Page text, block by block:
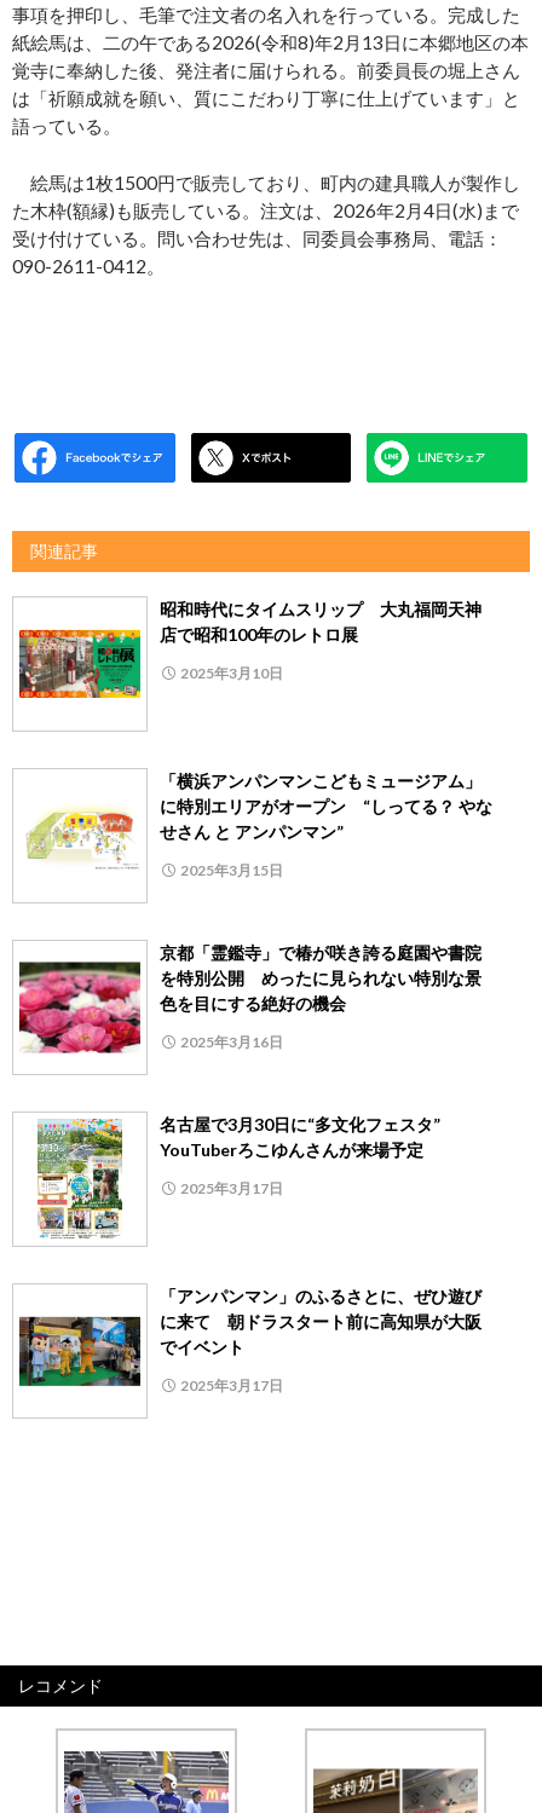
事項を押印し、毛筆で注文者の名入れを行っている。完成した
紙絵馬は、二の午である2026(令和8)年2月13日に本郷地区の本
覚寺に奉納した後、発注者に届けられる。前委員長の堀上さん
は「祈願成就を願い、質にこだわり丁寧に仕上げています」と
語っている。
絵馬は1枚1500円で販売しており、町内の建具職人が製作し
た木枠(額縁)も販売している。注文は、2026年2月4日(水)まで
受け付けている。問い合わせ先は、同委員会事務局、電話：
090-2611-0412。
関連記事
昭和時代にタイムスリップ 大丸福岡天神
店で昭和100年のレトロ展
2025年3月10日
「横浜アンパンマンこどもミュージアム」
に特別エリアがオープン “しってる？ やな
せさん と アンパンマン”
2025年3月15日
京都「霊鑑寺」で椿が咲き誇る庭園や書院
を特別公開 めったに見られない特別な景
色を目にする絶好の機会
2025年3月16日
名古屋で3月30日に“多文化フェスタ”
YouTuberろこゆんさんが来場予定
2025年3月17日
「アンパンマン」のふるさとに、ぜひ遊び
に来て 朝ドラスタート前に高知県が大阪
でイベント
2025年3月17日
レコメンド